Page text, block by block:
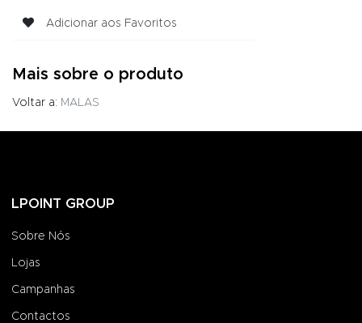
Adicionar aos Favoritos
Mais sobre o produto
Voltar a: MALAS
LPOINT GROUP
Sobre Nós
Lojas
Campanhas
Contactos